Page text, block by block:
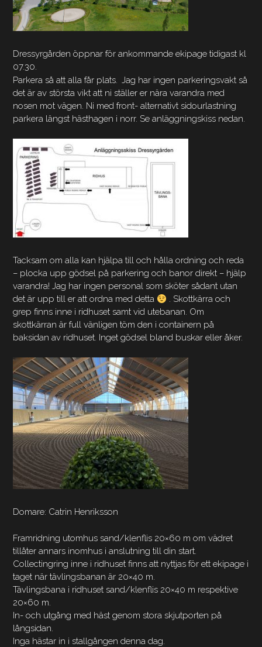
Dressyrgården öppnar för ankommande ekipage tidigast kl
07.30.
Parkera så att alla får plats. Jag har ingen parkeringsvakt så
det är av största vikt att ni ställer er nära varandra med
nosen mot vägen. Ni med front- alternativt sidourlastning
parkera längst hästhagen i norr. Se anläggningskiss nedan.
Tacksam om alla kan hjälpa till och hålla ordning och reda
– plocka upp gödsel på parkering och banor direkt – hjälp
varandra! Jag har ingen personal som sköter sådant utan
det är upp till er att ordna med detta
. Skottkärra och
grep finns inne i ridhuset samt vid utebanan. Om
skottkärran är full vänligen töm den i containern på
baksidan av ridhuset. Inget gödsel bland buskar eller åker.
Domare: Catrin Henriksson
Framridning utomhus sand/klenflis 20×60 m om vädret
tillåter annars inomhus i anslutning till din start.
Collectingring inne i ridhuset finns att nyttjas för ett ekipage i
taget när tävlingsbanan är 20×40 m.
Tävlingsbana i ridhuset sand/klenflis 20×40 m respektive
20×60 m.
In- och utgång med häst genom stora skjutporten på
långsidan.
Inga hästar in i stallgången denna dag.